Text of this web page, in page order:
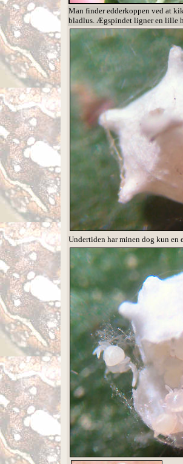
Man finder edderkoppen ved at
bladlus. Ægspindet ligner en lille
Undertiden har minen dog kun en